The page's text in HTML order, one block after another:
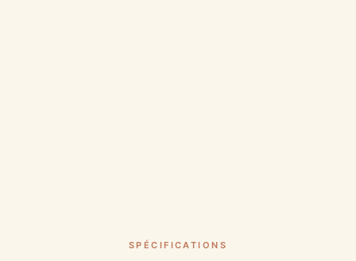
SPÉCIFICATIONS